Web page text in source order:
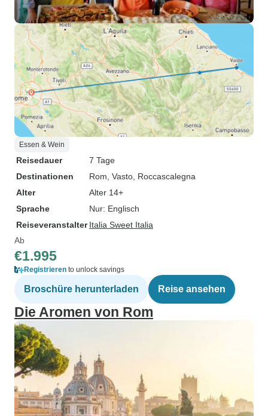
Essen & Wein
Reisedauer
7 Tage
Destinationen
Rom , Vasto , Roccascalegna
Alter
Alter 14+
Sprache
Nur: Englisch
Reiseveranstalter Italia Sweet Italia
Ab
€1.995
Registrieren to unlock savings
Broschüre herunterladen Reise ansehen
Die Aromen von Rom